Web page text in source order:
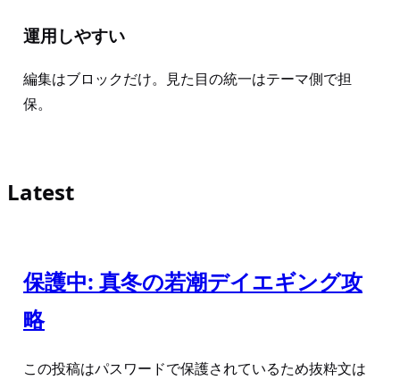
運用しやすい
編集はブロックだけ。見た目の統一はテーマ側で担
保。
Latest
保護中: 真冬の若潮デイエギング攻
略
この投稿はパスワードで保護されているため抜粋文は